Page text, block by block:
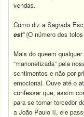
vendas.
Como diz a Sagrada
est”(O número dos
Mais do queem
“marionetizada” pela
sentimentos e não por
emocional. Ouve até o
confessar que, assim
para se tornar torcedor
a João Paulo II, ele